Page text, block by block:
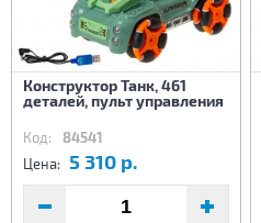
Конструктор Танк, 461
деталей, пульт управления
Код: 84541
Цена: 5 310 р.